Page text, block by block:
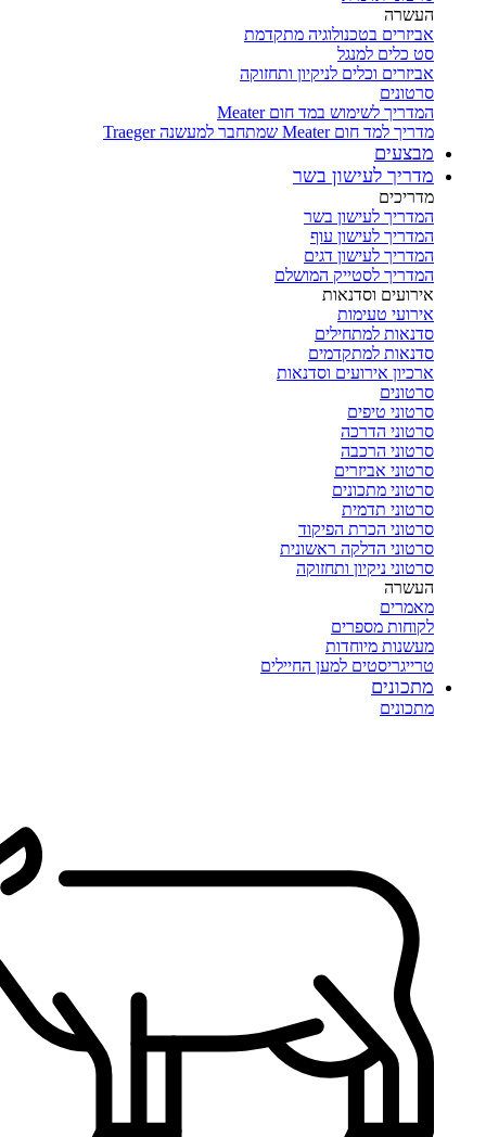
העשרה
אביזרים בטכנולוגיה מתקדמת
סט כלים למנגל
אביזרים וכלים לניקיון ותחזוקה
סרטונים
המדריך לשימוש במד חום Meater
מדריך למד חום Meater שמתחבר למעשנה Traeger
מבצעים
מדריך לעישון בשר
מדריכים
המדריך לעישון בשר
המדריך לעישון עוף
המדריך לעישון דגים
המדריך לסטייק המושלם
אירועים וסדנאות
אירועי טעימות
סדנאות למתחילים
סדנאות למתקדמים
ארכיון אירועים וסדנאות
סרטונים
סרטוני טיפים
סרטוני הדרכה
סרטוני הרכבה
סרטוני אביזרים
סרטוני מתכונים
סרטוני תדמית
סרטוני הכרת הפיקוד
סרטוני הדלקה ראשונית
סרטוני ניקיון ותחזוקה
העשרה
מאמרים
לקוחות מספרים
מעשנות מיוחדות
טרייגריסטים למען החיילים
מתכונים
מתכונים